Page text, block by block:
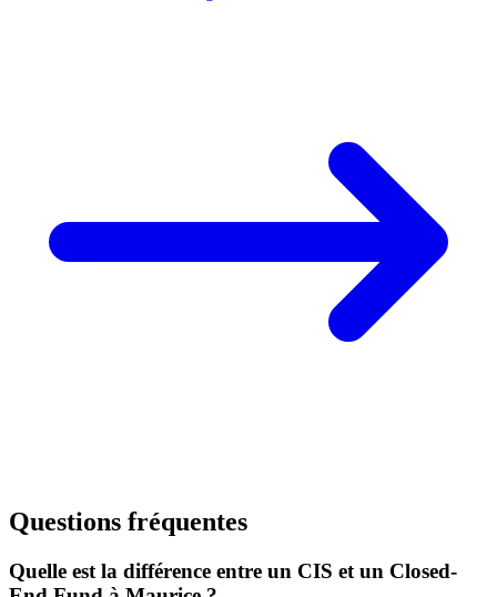
Questions fréquentes
Quelle est la différence entre un CIS et un Closed-